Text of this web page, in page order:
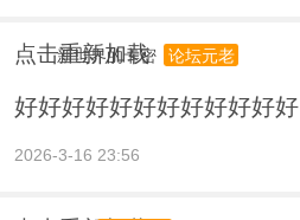
点击重新加载
新世界的卡密 论坛元老
好好好好好好好好好好好好
2026-3-16 23:56